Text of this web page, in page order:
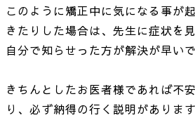
このように矯正中に気になる事が
きたりした場合は、先生に症状を
自分で知らせった方が解決が早いで
きちんとしたお医者様であれば不
り、必ず納得の行く説明があります